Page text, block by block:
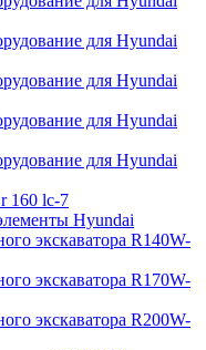
для Hyundai
для Hyundai
для Hyundai
для Hyundai
160 lc-7
Hyundai
экскаватора R140W-
экскаватора R170W-
экскаватора R200W-